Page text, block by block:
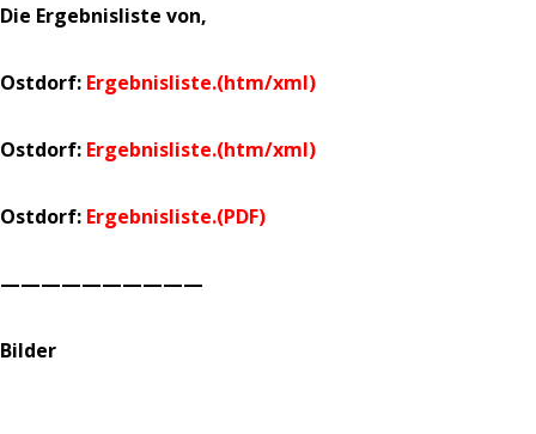
Die Ergebnisliste von,
Ostdorf: Ergebnisliste.(htm/xml)
Ostdorf: Ergebnisliste.(htm/xml)
Ostdorf: Ergebnisliste.(PDF)
——————————
Bilder